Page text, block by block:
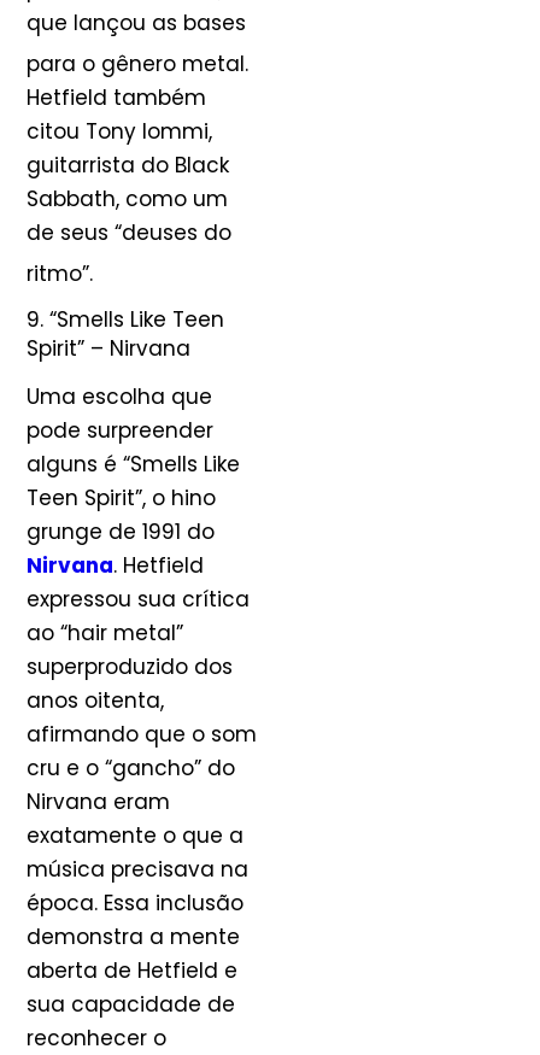
que lançou as bases
para o gênero metal.
Hetfield também
citou Tony Iommi,
guitarrista do Black
Sabbath, como um
de seus “deuses do
ritmo”.
9. “Smells Like Teen
Spirit” – Nirvana
Uma escolha que
pode surpreender
alguns é “Smells Like
Teen Spirit”, o hino
grunge de 1991 do
Nirvana. Hetfield
expressou sua crítica
ao “hair metal”
superproduzido dos
anos oitenta,
afirmando que o som
cru e o “gancho” do
Nirvana eram
exatamente o que a
música precisava na
época. Essa inclusão
demonstra a mente
aberta de Hetfield e
sua capacidade de
reconhecer o